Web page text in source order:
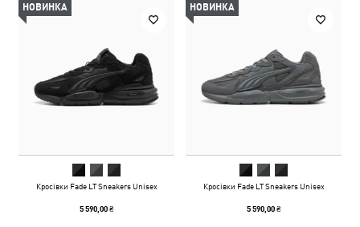
НОВИНКА
Кросівки Fade LT Sneakers Unisex
5 590,00 ₴
НОВИНКА
Кросівки Fade LT Sneakers Unisex
5 590,00 ₴